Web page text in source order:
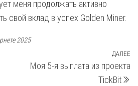
меня продолжать активно
свой вклад в успех Golden Miner.
2025
ДАЛЕЕ
Моя 5-я выплата из проекта
TickBit